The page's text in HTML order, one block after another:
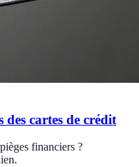
des cartes de crédit
financiers ?